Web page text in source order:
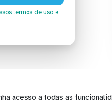
termos de uso e
acesso a todas as